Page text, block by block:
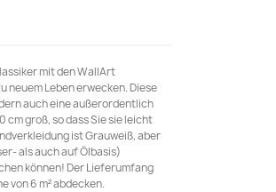
mit den WallArt
neuem Leben erwecken. Diese
auch eine außerordentlich
groß, so dass Sie sie leicht
ist Grauweiß, aber
als auch auf Ölbasis)
können! Der Lieferumfang
von 6 m² abdecken.